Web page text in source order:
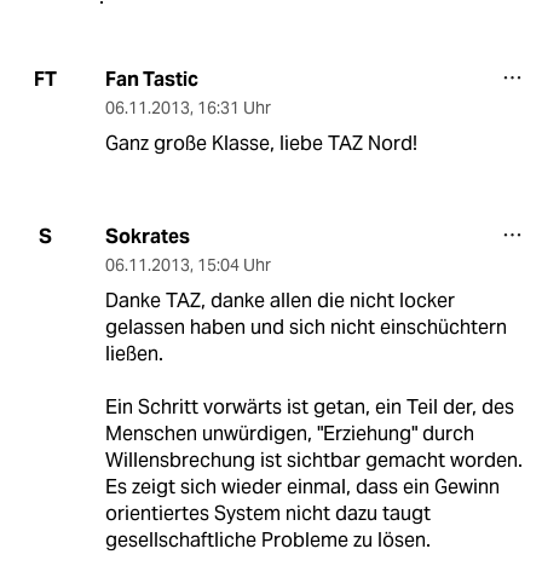
FT Fan Tastic
06.11.2013, 16:31 Uhr
Ganz große Klasse, liebe TAZ Nord!
S Sokrates
06.11.2013, 15:04 Uhr
Danke TAZ, danke allen die nicht locker
gelassen haben und sich nicht einschüchtern
ließen.
Ein Schritt vorwärts ist getan, ein Teil der, des
Menschen unwürdigen, "Erziehung" durch
Willensbrechung ist sichtbar gemacht worden.
Es zeigt sich wieder einmal, dass ein Gewinn
orientiertes System nicht dazu taugt
gesellschaftliche Probleme zu lösen.